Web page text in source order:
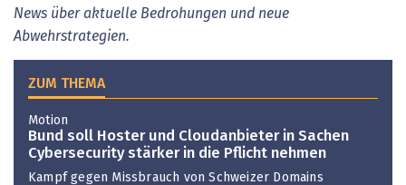
News über aktuelle Bedrohungen und neue
Abwehrstrategien.
ZUM THEMA
Motion
Bund soll Hoster und Cloudanbieter in Sachen
Cybersecurity stärker in die Pflicht nehmen
Kampf gegen Missbrauch von Schweizer Domains